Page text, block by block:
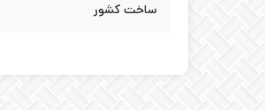
ساخت کشور